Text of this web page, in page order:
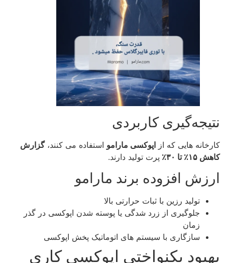
نتیجه‌گیری کاربردی
کارخانه‌ هایی که از اپوکسی مارامو استفاده می‌ کنند،گزارش
کاهش ۱۵٪ تا ۳۰٪
پرت تولید دارند.
ارزش افزوده برند مارامو
تولید رزین با ثبات حرارتی بالا
جلوگیری از زرد شدگی یا پوسته‌ شدن اپوکسی در گذر
زمان
سازگاری با سیستم‌ های اتوماتیک پخش اپوکسی
بهبود یکنواختی اپوکسی‌ کاری